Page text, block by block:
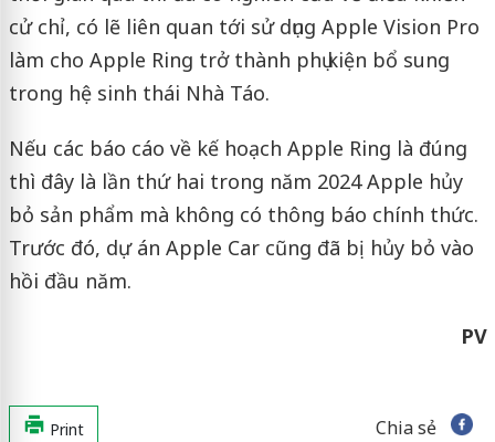
cử chỉ, có lẽ liên quan tới sử dụng Apple Vision Pro
làm cho Apple Ring trở thành phụ kiện bổ sung
trong hệ sinh thái Nhà Táo.
Nếu các báo cáo về kế hoạch Apple Ring là đúng
thì đây là lần thứ hai trong năm 2024 Apple hủy
bỏ sản phẩm mà không có thông báo chính thức.
Trước đó, dự án Apple Car cũng đã bị hủy bỏ vào
hồi đầu năm.
PV
Print Chia sẻ